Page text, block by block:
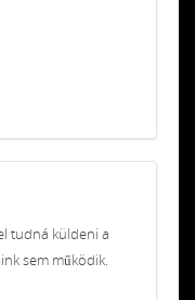
tudná küldeni a
sem működik.